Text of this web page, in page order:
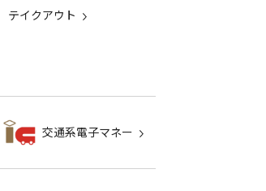
テイクアウト
交通系電子マネー